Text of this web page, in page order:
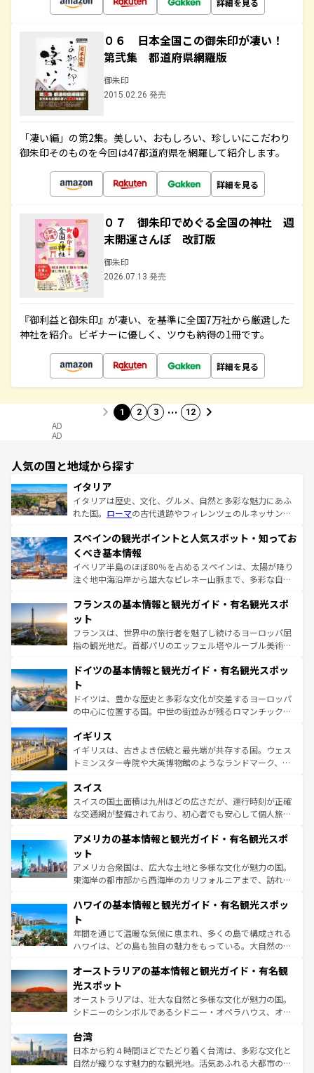
０６ 日本全国この御朱印が凄い！
第弐集 都道府県網羅版
御朱印
2015.02.26 発売
「凄い編」の第2集。美しい、おもしろい、珍しいにこだわり
御朱印そのものを今回は47都道府県を網羅して紹介します。
詳細を見る
０７ 御朱印でめぐる全国の神社 週
末開運さんぽ 改訂版
御朱印
2026.07.13 発売
『御利益と御朱印』が凄い、を基準に全国7万社から厳選した
神社を紹介。ビギナーに優しく、ツウも納得の1冊です。
詳細を見る
1 2 3 … 12
AD
AD
人気の国と地域から探す
イタリア
イタリアは歴史、文化、グルメ、自然と多彩な魅力にあふ
れた国。 ローマの古代遺跡やフィレンツェのルネッサンス
ろん、トスカーナの美しい田園風景やアマルフィ海岸の絶
景など、自然景観も見逃せない。観光の合間には、本場の
ピザやパスタなど、絶品のイタリア料理を堪能することも
できる。朝目覚めてから夜眠るまで、すべての瞬間を楽し
なお、新着のイタリア情報はコンテンツ一覧を参照してほ
しい。
スペインの観光ポイントと人気スポット・知ってお
くべき基本情報
イベリア半島のほぼ80％を占めるスペインは、太陽が降り
注ぐ地中海沿岸から雄大なピレネー山脈まで、多彩な自然
文化が根付くこの国では、情熱的なフラメンコ、熱気あふ
れる闘牛、そして美味しいタパスが生活の一部となってい
る。首都マドリードの洗練された雰囲気や、バルセロナの
アートに溢れた街角から、地方では古代ローマ遺跡や中世
せる。地方によって風土や気候が異なるスペインはその個
ンテンツ一覧 を参照してほしい。
フランスの基本情報と観光ガイド・有名観光スポ
ット
フランスは、世界中の旅行者を魅了し続けるヨーロッパ屈
指の観光地だ。首都パリのエッフェル塔やルーブル美術館
で、幅広い魅力が詰まっている。華麗な宮殿、歴史的な大
聖堂、美しいビーチ、そして豊かな自然が、訪れる者を心
から魅了する。また、フランスは美食の国としても知ら
れ、フランス料理はユネスコ無形文化遺産にも登録されて
香り高いラベンダー畑など、多彩な楽しみ方が可能だ。さ
らに、パリ以外の地域にも魅力が溢れており、どの街角に
も豊かな歴史と文化が息づいている。パリ以外の個性あふ
を参照してほしい。
ドイツの基本情報と観光ガイド・有名観光スポッ
ト
ドイツは、豊かな歴史と多彩な文化が交差するヨーロッパ
の中心に位置する国。中世の街並みが残るロマンチック街
顔を持つこの国は、どこを歩いても飽きることがない。ベ
ルリンの文化的活気、バイエルン州のアルプスの絶景、そ
してライン川沿いのワイン畑といった風景は必見。ビール
は、お酒好きな人にはぜひ体験してほしい。 なお、新着の
ドイツ情報はコンテンツ一覧を参照してほしい。
イギリス
イギリスは、古きよき伝統と最先端が共存する国。ウェス
トミンスター寺院や大英博物館のようなランドマーク、歴
リアごとに異なる魅力がある。また、優雅なアフタヌーン
ティー、ビール好きにはたまらない英国パブ、サッカー観
戦など、本場だからこそできる体験も豊富。イギリスを旅
ンツ一覧を参照してほしい。
スイス
スイスの国土面積は九州ほどの広さだが、運行時刻が正確
な交通網が整備されており、初心者でも安心して個人旅行
の建物がそのまま残る町や、スイスならではのユニークな
博物館もあり、アルプス観光だけでなく町歩きも満喫する
ことができる。国民の所得が高いため物価も高いが、旅行
者向けの交通パス提供のサービスもあり、うまく活用すれ
着のスイス情報はコンテンツ一覧を参照してほしい。
アメリカの基本情報と観光ガイド・有名観光スポ
ット
アメリカ合衆国は、広大な土地と多様な文化が魅力の国。
東海岸の都市部から西海岸のカリフォルニアまで、訪れる
のような巨大都市は、観光、ショッピング、エンターテイ
ンメントが詰まった刺激的なスポットだ。一方、アメリカ
西部には大自然が広がり、グランドキャニオンやイエロー
ストーン国立公園といった絶景が堪能できる。さらに、南
文化が魅力。旅行者はアメリカの各地域で異なる魅力を楽
しみながら、その多様性と豊かな歴史を感じることができ
るだろう。車でのロードトリップや列車の旅も、アメリカ
ならではの贅沢な旅のスタイルだ。 なお、新着のアメリカ
情報は コンテンツ一覧 を参照してほしい。
ハワイの基本情報と観光ガイド・有名観光スポッ
ト
年間を通じて温暖な気候に恵まれ、多くの島で構成される
ハワイは、どの島も独自の魅力をもっている。大自然の神
ワイ島は見逃せない。また、定番の観光地といえばオアフ
島だが、静かな自然を求めるならマウイ島やカウアイ島が
おすすめ。エメラルドグリーンに輝く海をはじめ、豊かな
文化や歴史が息づいている。「アロハスピリット」と呼ば
人々、おいしいローカルフードやハワイアンミュージッ
ク、伝統的なフラダンスなど、すべてがハワイの魅力を彩
っている。訪れるたびに新しい発見と感動が待っているハ
オーストラリアの基本情報と観光ガイド・有名観
光スポット
オーストラリアは、壮大な自然と多様な文化が魅力の国。
シドニーのシンボルであるシドニー・オペラハウス、オー
リアリーフや大陸中央部にそびえるウルル（エアーズロッ
ク）、タスマニアの美しい原生林やケアンズの熱帯雨林な
ど、見どころがたくさん。また、カフェやワイン、オージ
台湾
日本から約４時間ほどでたどり着く台湾は、多彩な文化と
自然が織りなす魅力的な観光地。活気あふれる大都市の台